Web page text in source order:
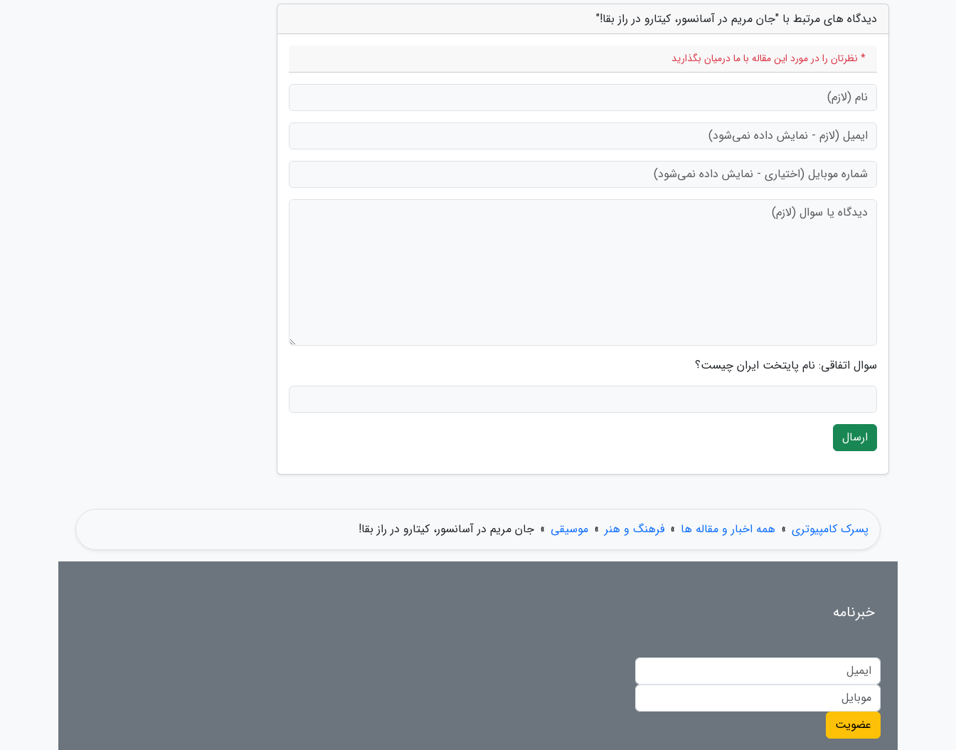
دیدگاه های مرتبط با "جان مریم در آسانسور، کیتارو در راز بقا!"
* نظرتان را در مورد این مقاله با ما درمیان بگذارید
سوال اتفاقی: نام پایتخت ایران چیست؟
ارسال
پسرک کامپیوتری » همه اخبار و مقاله ها » فرهنگ و هنر » موسیقی » جان مریم در آسانسور، کیتارو در راز بقا!
خبرنامه
عضویت